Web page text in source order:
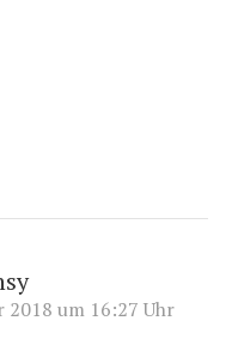
2018 um 16:27 Uhr